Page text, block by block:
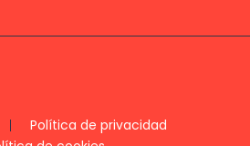
Política de privacidad